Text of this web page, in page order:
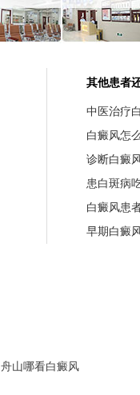
其他患者
中医治疗
白癜风怎
诊断白癜
患白斑病
白癜风患
早期白癜
舟山哪看白癜风